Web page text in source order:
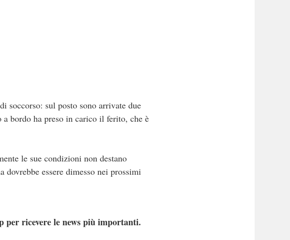
soccorso: sul posto sono arrivate due
bordo ha preso in carico il ferito, che è
le sue condizioni non destano
essere dimesso nei prossimi
per ricevere le news più importanti.